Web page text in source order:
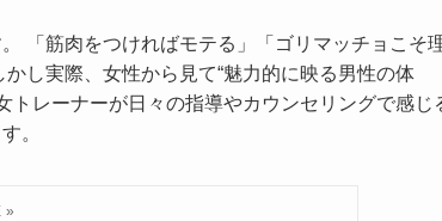
「筋肉をつければモテる」「ゴリマッチョこそ
し実際、女性から見て“魅力的に映る男性の体
トレーナーが日々の指導やカウンセリングで感じ
。